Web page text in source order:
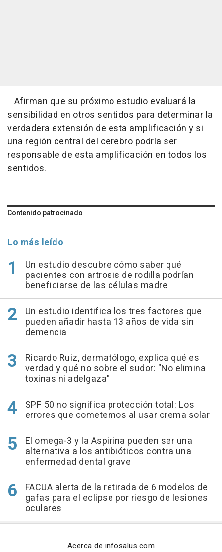
Afirman que su próximo estudio evaluará la
sensibilidad en otros sentidos para determinar la
verdadera extensión de esta amplificación y si
una región central del cerebro podría ser
responsable de esta amplificación en todos los
sentidos.
Contenido patrocinado
Lo más leído
Un estudio descubre cómo saber qué
pacientes con artrosis de rodilla podrían
beneficiarse de las células madre
Un estudio identifica los tres factores que
pueden añadir hasta 13 años de vida sin
demencia
Ricardo Ruiz, dermatólogo, explica qué es
verdad y qué no sobre el sudor: "No elimina
toxinas ni adelgaza"
SPF 50 no significa protección total: Los
errores que cometemos al usar crema solar
El omega-3 y la Aspirina pueden ser una
alternativa a los antibióticos contra una
enfermedad dental grave
FACUA alerta de la retirada de 6 modelos de
gafas para el eclipse por riesgo de lesiones
oculares
Acerca de infosalus.com